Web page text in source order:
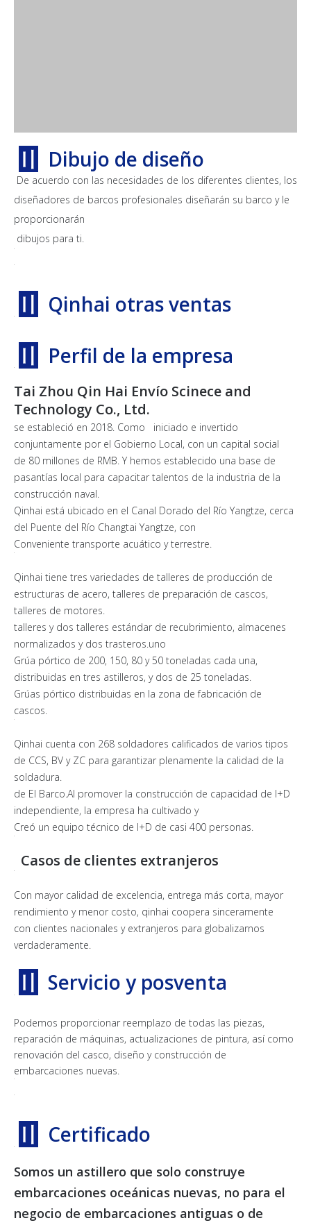
〢 Dibujo de diseño
De acuerdo con las necesidades de los diferentes clientes, los
diseñadores de barcos profesionales diseñarán su barco y le
proporcionarán
dibujos para ti.
〢 Qinhai otras ventas
〢
Perfil de la empresa
Tai Zhou Qin Hai Envío Scinece and
Technology Co., Ltd.
se estableció en 2018. Como iniciado e invertido
conjuntamente por el Gobierno Local, con un capital social
de 80 millones de RMB. Y hemos establecido una base de
pasantías local para capacitar talentos de la industria de la
construcción naval.
Qinhai está ubicado en el Canal Dorado del Río Yangtze, cerca
del Puente del Río Changtai Yangtze, con
Conveniente transporte acuático y terrestre.
Qinhai tiene tres variedades de talleres de producción de
estructuras de acero, talleres de preparación de cascos,
talleres de motores.
talleres y dos talleres estándar de recubrimiento, almacenes
normalizados y dos trasteros.uno
Grúa pórtico de 200, 150, 80 y 50 toneladas cada una,
distribuidas en tres astilleros, y dos de 25 toneladas.
Grúas pórtico distribuidas en la zona de fabricación de
cascos.
Qinhai cuenta con 268 soldadores calificados de varios tipos
de CCS, BV y ZC para garantizar plenamente la calidad de la
soldadura.
de El Barco.Al promover la construcción de capacidad de I+D
independiente, la empresa ha cultivado y
Creó un equipo técnico de I+D de casi 400 personas.
Casos de clientes extranjeros
Con mayor calidad de excelencia, entrega más corta, mayor
rendimiento y menor costo, qinhai coopera sinceramente
con clientes nacionales y extranjeros para globalizarnos
verdaderamente.
〢 Servicio y posventa
Podemos proporcionar reemplazo de todas las piezas,
reparación de máquinas, actualizaciones de pintura, así como
renovación del casco, diseño y construcción de
embarcaciones nuevas.
〢 Certificado
Somos un astillero que solo construye
embarcaciones oceánicas nuevas, no para el
negocio de embarcaciones antiguas o de